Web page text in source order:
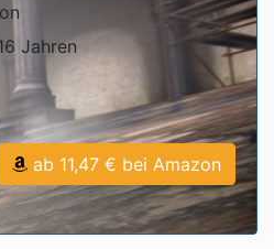
Jahren
ab 11,47 € bei Amazon